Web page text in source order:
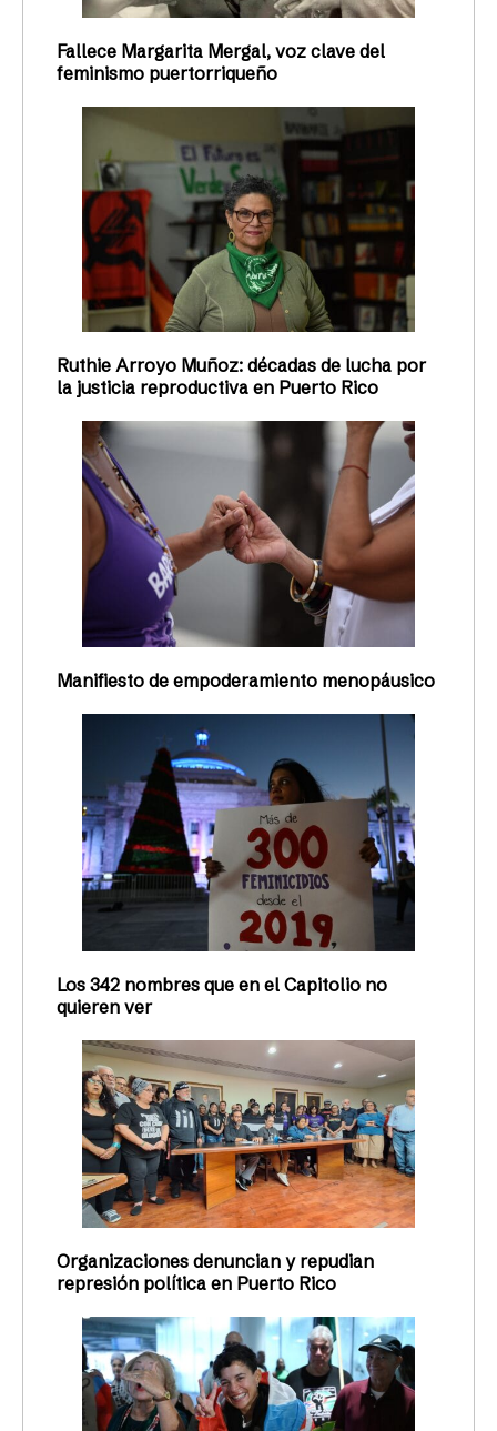
Fallece Margarita Mergal, voz clave del
feminismo puertorriqueño
Ruthie Arroyo Muñoz: décadas de lucha por
la justicia reproductiva en Puerto Rico
Manifiesto de empoderamiento menopáusico
Los 342 nombres que en el Capitolio no
quieren ver
Organizaciones denuncian y repudian
represión política en Puerto Rico